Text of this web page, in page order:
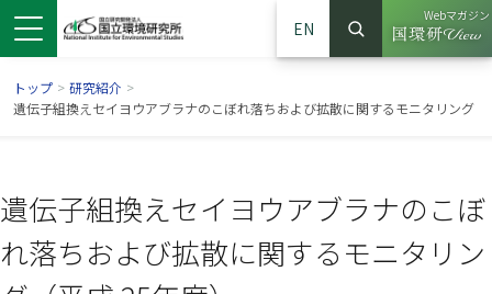
EN
サイト内検索
検索
Webマガジン
（別ウイ
トップ > 研究紹介 >
遺伝子組換えセイヨウアブラナのこぼれ落ちおよび拡散に関するモニタリング
遺伝子組換えセイヨウアブラナのこぼ
れ落ちおよび拡散に関するモニタリン